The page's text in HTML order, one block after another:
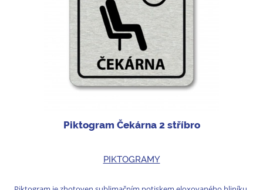
Piktogram Čekárna 2 stříbro
PIKTOGRAMY